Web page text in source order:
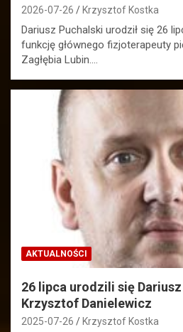
2026-07-26 Krzysztof Kostka
Dariusz Puchalski urodził się 26
funkcję głównego fizjoterapeuty
Zagłębia Lubin.…
AKTUALNOŚCI
26 lipca urodzili się
Krzysztof Danielewicz
2025-07-26 Krzysztof Kostka